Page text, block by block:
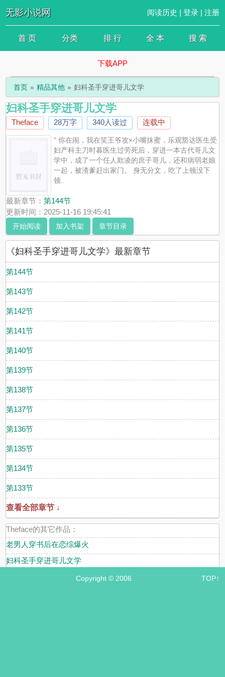
无影小说网 阅读历史 | 登录| 注册
首 页 分类 排 行 全 本 搜 索
下载APP
首页 精品其他 妇科圣手穿进哥儿文学
妇科圣手穿进哥儿文学
Theface 28万字 340人读过 连载中
" 你在闹，我在笑王爷攻×小嘴抹蜜，乐观豁达医生受
妇产科主刀时暮医生过劳死后，穿进一本古代哥儿文
学中，成了一个任人欺凌的庶子哥儿，还和病弱老娘
一起，被渣爹赶出家门。 身无分文，吃了上顿没下
顿..
最新章节：第144节
更新时间：2025-11-16 19:45:41
开始阅读 加入书架 章节目录
《妇科圣手穿进哥儿文学》最新章节
第144节
第143节
第142节
第141节
第140节
第139节
第138节
第137节
第136节
第135节
第134节
第133节
查看全部章节 ↓
Theface的其它作品：
老男人穿书后在恋综爆火
妇科圣手穿进哥儿文学
Copyright © 2006 TOP↑